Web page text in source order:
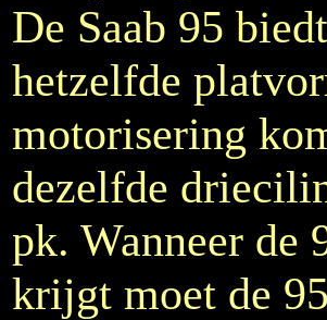
De Saab 95
hetzelfde
motorisering
dezelfde
pk. Wanneer de
krijgt moet de